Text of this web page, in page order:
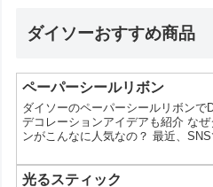
ダイソーおすすめ商品
ペーパーシールリボン
ダイソーのペーパーシールリボン
デコレーションアイデアも紹介 な
ンがこんなに人気なの？ 最近、
100円とは思えないデザイン性の高
気を集めています。 今回は、そんな
光るスティック